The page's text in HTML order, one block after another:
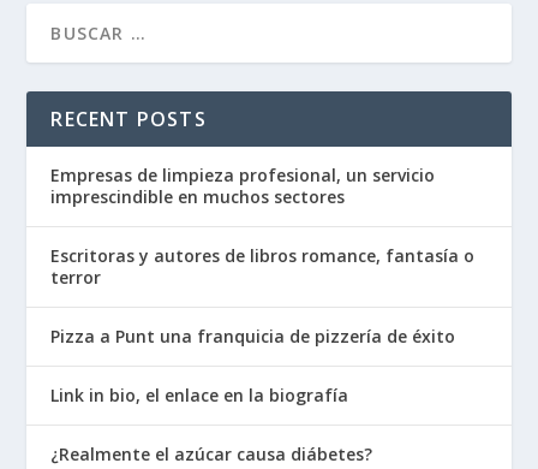
RECENT POSTS
Empresas de limpieza profesional, un servicio
imprescindible en muchos sectores
Escritoras y autores de libros romance, fantasía o
terror
Pizza a Punt una franquicia de pizzería de éxito
Link in bio, el enlace en la biografía
¿Realmente el azúcar causa diábetes?